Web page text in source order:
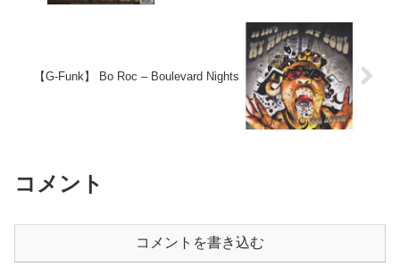
【G-Funk】 Bo Roc – Boulevard Nights
コメント
コメントを書き込む